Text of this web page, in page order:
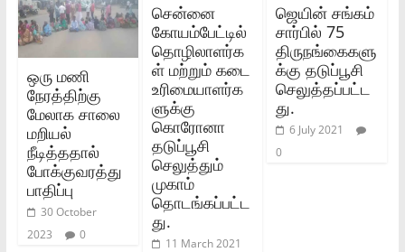
ஒரு மணி
நேரத்திற்கு
மேலாக சாலை
மறியல்
நீடித்ததால்
போக்குவரத்து
பாதிப்பு
30 October
2023
0
சென்னை
கோயம்பேட்டில்
தொழிலாளர்க
ள் மற்றும் கடை
உரிமையாளர்க
ளுக்கு
கொரோனா
தடுப்பூசி
செலுத்தும்
முகாம்
தொடங்கப்பட்ட
து.
11 March 2021
ஜெயின் சங்கம்
சார்பில் 75
திருநங்கைகளு
க்கு தடுப்பூசி
செலுத்தப்பட்ட
து.
6 July 2021
0